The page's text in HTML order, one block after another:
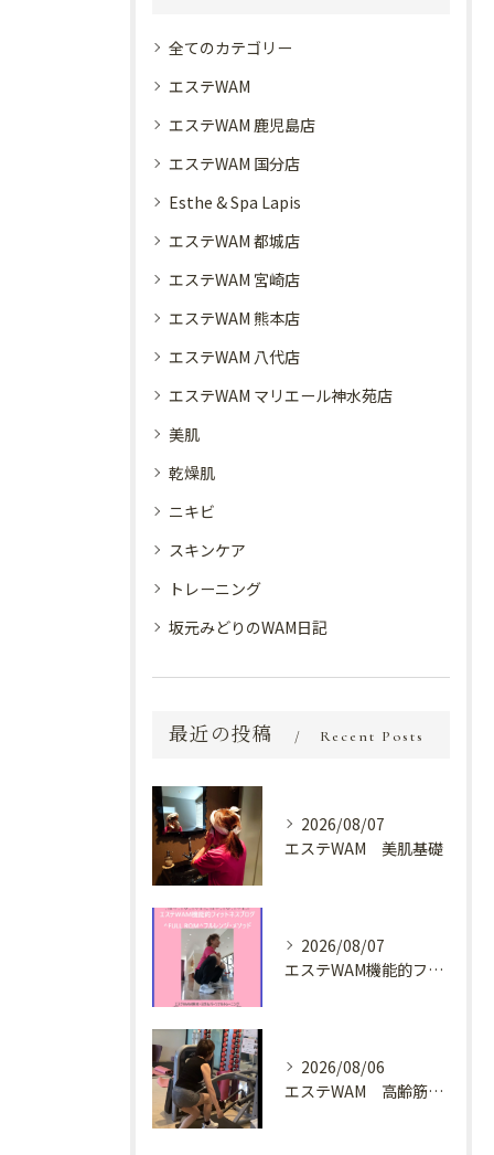
全てのカテゴリー
エステWAM
エステWAM 鹿児島店
エステWAM 国分店
Esthe & Spa Lapis
エステWAM 都城店
エステWAM 宮崎店
エステWAM 熊本店
エステWAM 八代店
エステWAM マリエール神水苑店
美肌
乾燥肌
ニキビ
スキンケア
トレーニング
坂元みどりのWAM日記
最近の投稿 Recent Posts
2026/08/07
エステWAM 美肌基礎
2026/08/07
エステWAM機能的フィットネスブログ ^FULL ROM^フルレンジ・メソッド
2026/08/06
エステWAM 高齢筋トレ